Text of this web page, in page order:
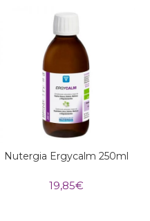
Nutergia Ergycalm 250ml
19,85€